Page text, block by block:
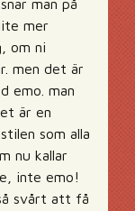
man på
mer
om ni
men det är
emo. man
är en
som alla
nu kallar
inte emo!
svårt att få